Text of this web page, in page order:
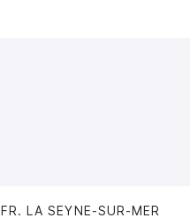
FR. LA SEYNE-SUR-MER